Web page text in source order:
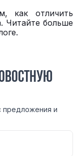
как отличить
Читайте больше
предложения и